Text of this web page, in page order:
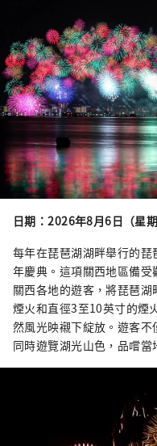
日期：2026年8月6日（星
每年在琵琶湖湖畔舉行的
年慶典。這項關西地區備
關西各地的遊客，將琵琶
煙火和直徑3至10英寸的煙
然風光映襯下綻放。遊客
同時遊覽湖光山色，品嚐當